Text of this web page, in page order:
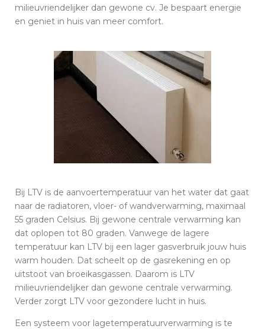
milieuvriendelijker dan gewone cv. Je bespaart energie
en geniet in huis van meer comfort.
Bij LTV is de aanvoertemperatuur van het water dat gaat
naar de radiatoren, vloer- of wandverwarming, maximaal
55 graden Celsius. Bij gewone centrale verwarming kan
dat oplopen tot 80 graden. Vanwege de lagere
temperatuur kan LTV bij een lager gasverbruik jouw huis
warm houden. Dat scheelt op de gasrekening en op
uitstoot van broeikasgassen. Daarom is LTV
milieuvriendelijker dan gewone centrale verwarming.
Verder zorgt LTV voor gezondere lucht in huis.
Een systeem voor lagetemperatuurverwarming is te